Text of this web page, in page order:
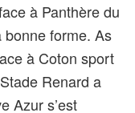
à Panthère du
bonne forme. As
à Coton sport
Renard a
Azur s’est